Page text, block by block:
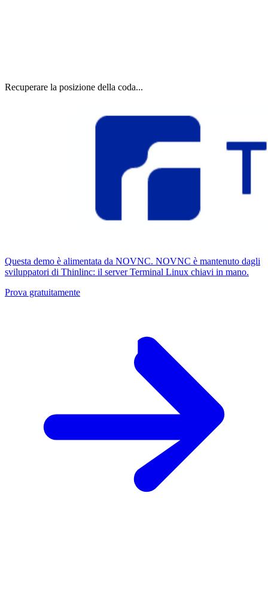
Recuperare la posizione della coda...
Questa demo è alimentata da NOVNC. NOVNC è mantenuto dagli
sviluppatori di Thinlinc: il server Terminal Linux chiavi in ​​mano.
Prova gratuitamente